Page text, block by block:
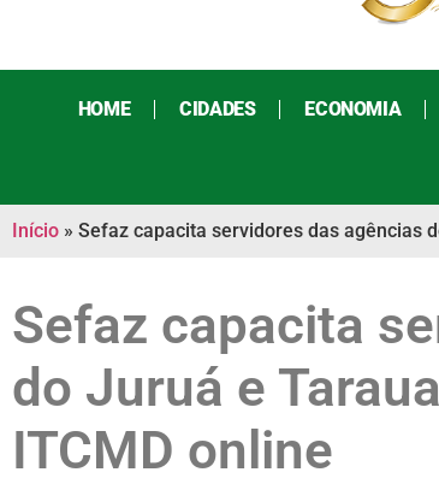
HOME CIDADES ECONOMIA
Início » Sefaz capacita servidores das agências
Sefaz capacita
do Juruá e
ITCMD online